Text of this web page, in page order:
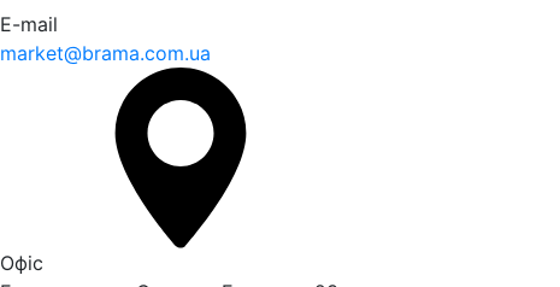
E-mail
market@brama.com.ua
Офіс